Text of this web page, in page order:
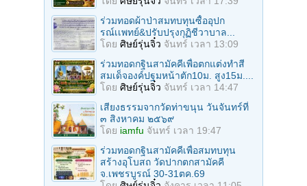
ร่วมทอดผ้าป่าสมทบทุนซื้ออุปก
รณ์เเพทย์&ปรับปรุงกุฏิชีวาบาล...
โดย ศิษย์รุ่นจิ๋ว จันทร์ เวลา 13:09
ร่วมทอดกฐินสามัคคีเพื่อตกแต่งทำสี
สมเด็จองค์ปฐมหน้าตัก10ม. สูง15ม....
โดย ศิษย์รุ่นจิ๋ว จันทร์ เวลา 14:47
เสียงธรรมจากวัดท่าขนุน วันจันทร์ที่
๓ สิงหาคม ๒๕๖๙
โดย iamfu จันทร์ เวลา 19:47
ร่วมทอดกฐินสามัคคีเพื่อสมทบทุน
สร้างอุโบสถ วัดปากตกสามัคคี
จ.เพชรบูรณ์ 30-31ตค.69